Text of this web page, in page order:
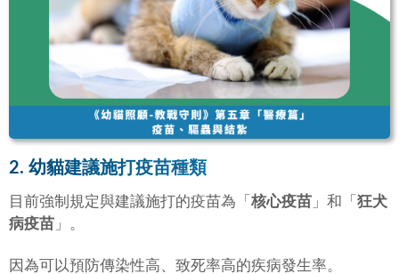
2. 幼貓建議施打疫苗種類
目前強制規定與建議施打的疫苗為「 核心疫苗 」和「 狂犬
病疫苗 」。
因為可以預防傳染性高、致死率高的疾病發生率。